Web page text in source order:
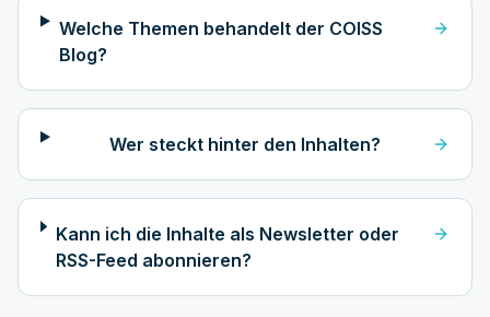
Welche Themen behandelt der COISS
Blog?
Wer steckt hinter den Inhalten?
Kann ich die Inhalte als Newsletter oder
RSS-Feed abonnieren?